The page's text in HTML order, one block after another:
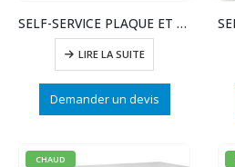
SELF-SERVICE PLAQUE ET RESERVE REFRIGEREES
LIRE LA SUITE
Demander un devis
CHAUD